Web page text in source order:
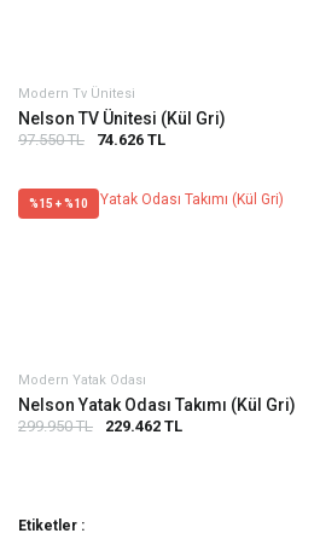
Modern Tv Ünitesi
Nelson TV Ünitesi (Kül Gri)
97.550 TL 74.626 TL
%15 + %10
Modern Yatak Odası
Nelson Yatak Odası Takımı (Kül Gri)
299.950 TL 229.462 TL
Etiketler :